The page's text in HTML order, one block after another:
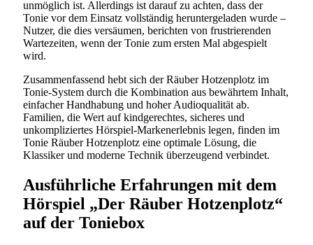
unmöglich ist. Allerdings ist darauf zu achten, dass der
Tonie vor dem Einsatz vollständig heruntergeladen wurde –
Nutzer, die dies versäumen, berichten von frustrierenden
Wartezeiten, wenn der Tonie zum ersten Mal abgespielt
wird.
Zusammenfassend hebt sich der Räuber Hotzenplotz im
Tonie-System durch die Kombination aus bewährtem Inhalt,
einfacher Handhabung und hoher Audioqualität ab.
Familien, die Wert auf kindgerechtes, sicheres und
unkompliziertes Hörspiel-Markenerlebnis legen, finden im
Tonie Räuber Hotzenplotz eine optimale Lösung, die
Klassiker und moderne Technik überzeugend verbindet.
Ausführliche Erfahrungen mit dem
Hörspiel „Der Räuber Hotzenplotz“
auf der Toniebox